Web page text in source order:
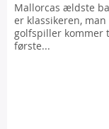
Mallorcas ældste
er klassikeren,
golfspiller kommer
første...